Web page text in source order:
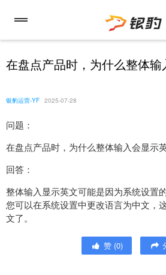
在盘点产品时，为什么整体输
银豹运营-YF 2025-07-28
问题：
在盘点产品时，为什么整体输入会显示
回答：
整体输入显示英文可能是因为系统设置
您可以在系统设置中更改语言为中文，
文了。
赞 (0)